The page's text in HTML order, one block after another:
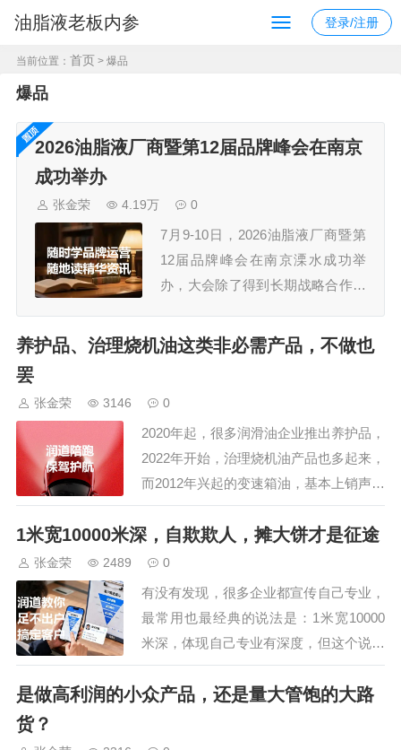
油脂液老板内参 登录/注册
当前位置： 首页 > 爆品
爆品
2026油脂液厂商暨第12届品牌峰会在南京
成功举办
张金荣 4.19万 0
7月9-10日，2026油脂液厂商暨第
12届品牌峰会在南京溧水成功举
办，大会除了得到长期战略合作伙
司、江苏汤姆智能装备有限公司的
会还安排了参观车油尿素液领导品
牌，占地195亩的可兰素工厂，特
种润滑脂企业，占…
养护品、治理烧机油这类非必需产品，不做也
罢
张金荣 3146 0
2020年起，很多润滑油企业推出养护品，
2022年开始，治理烧机油产品也多起来，
而2012年兴起的变速箱油，基本上销声匿
迹，还有一直存在于市面上的节油、抗磨
产品，似乎一直不温不火，那么，这样的
养护产品，到底值得投入做吗？很多人觉
得养护品体积小、利润高、好操作，也没
有什么门槛，产品可以代工，启动资金
小…
1米宽10000米深，自欺欺人，摊大饼才是征途
张金荣 2489 0
有没有发现，很多企业都宣传自己专业，
最常用也最经典的说法是：1米宽10000
米深，体现自己专业有深度，但这个说法
是自欺欺人，只能当宣传口号，千万不要
当成自己企业的战略，如果你真这么做，
是做高利润的小众产品，还是量大管饱的大路
货？